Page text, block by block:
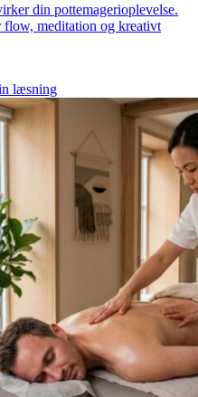
din pottemagerioplevelse.
meditation og kreativt
læsning